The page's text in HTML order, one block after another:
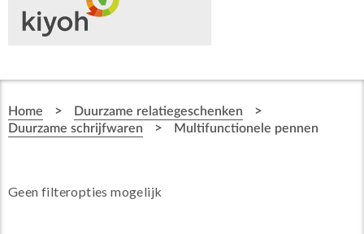
Home > Duurzame relatiegeschenken >
Duurzame schrijfwaren > Multifunctionele pennen
Geen filteropties mogelijk